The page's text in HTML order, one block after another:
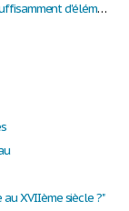
TP: l'organisation de la plante lui permet de puiser suffisamment d'éléments nutritifs dans l'air
XVIIème siècle ?"